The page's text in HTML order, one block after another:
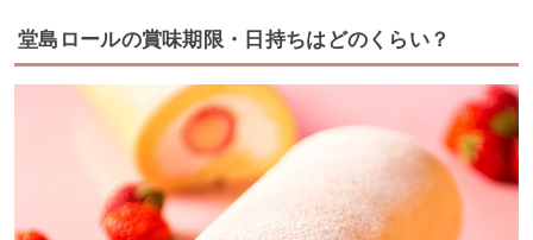
堂島ロールの賞味期限・日持ちはどのくらい？